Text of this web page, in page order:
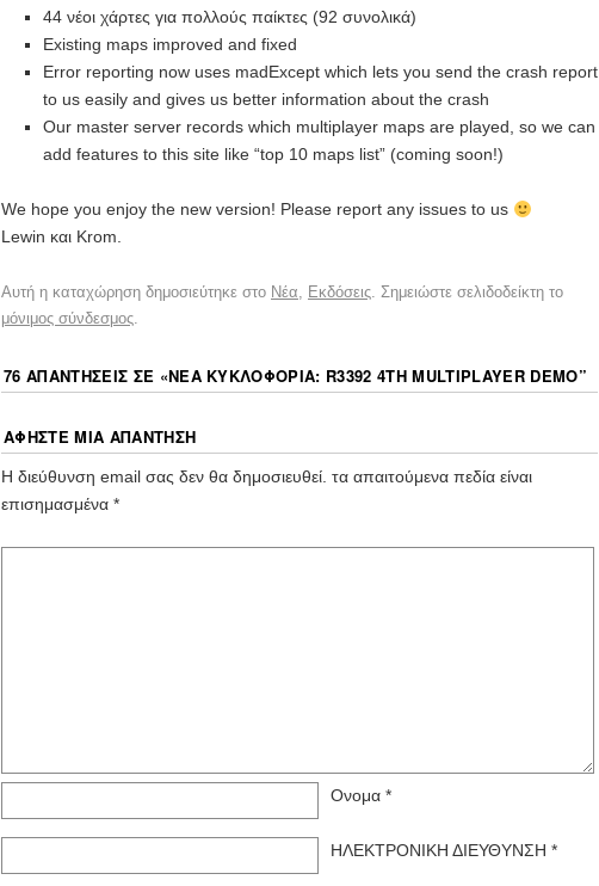
44 νέοι χάρτες για πολλούς παίκτες (92 συνολικά)
Existing maps improved and fixed
Error reporting now uses madExcept which lets you send the crash report
to us easily and gives us better information about the crash
Our master server records which multiplayer maps are played, so we can
add features to this site like “top 10 maps list” (coming soon!)
We hope you enjoy the new version! Please report any issues to us
Lewin και Krom.
Αυτή η καταχώρηση δημοσιεύτηκε στο Νέα, Εκδόσεις. Σημειώστε σελιδοδείκτη το
μόνιμος σύνδεσμος.
76 ΑΠΑΝΤΉΣΕΙΣ ΣΕ «ΝΈΑ ΚΥΚΛΟΦΟΡΊΑ: R3392 4TH MULTIPLAYER DEMO”
ΑΦΉΣΤΕ ΜΙΑ ΑΠΆΝΤΗΣΗ
Η διεύθυνση email σας δεν θα δημοσιευθεί. τα απαιτούμενα πεδία είναι
επισημασμένα *
Ονομα *
ΗΛΕΚΤΡΟΝΙΚΗ ΔΙΕΥΘΥΝΣΗ *